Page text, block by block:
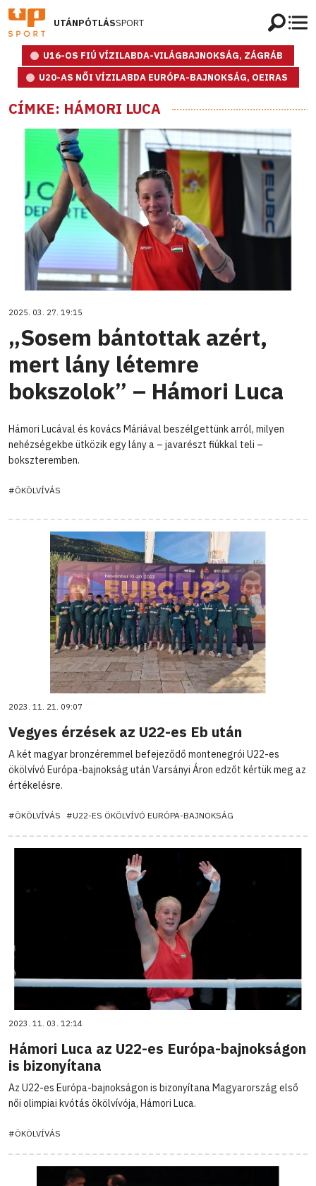
UTÁNPÓTLÁSSPORT
U16-OS FIÚ VÍZILABDA-VILÁGBAJNOKSÁG, ZÁGRÁB
U20-AS NŐI VÍZILABDA EURÓPA-BAJNOKSÁG, OEIRAS
CÍMKE: HÁMORI LUCA
2025. 03. 27. 19:15
„Sosem bántottak azért,
mert lány létemre
bokszolok” – Hámori Luca
Hámori Lucával és kovács Máriával beszélgettünk arról, milyen
nehézségekbe ütközik egy lány a – javarészt fiúkkal teli –
bokszteremben.
#ÖKÖLVÍVÁS
2023. 11. 21. 09:07
Vegyes érzések az U22-es Eb után
A két magyar bronzéremmel befejeződő montenegrói U22-es
ökölvívó Európa-bajnokság után Varsányi Áron edzőt kértük meg az
értékelésre.
#ÖKÖLVÍVÁS #U22-ES ÖKÖLVÍVÓ EURÓPA-BAJNOKSÁG
2023. 11. 03. 12:14
Hámori Luca az U22-es Európa-bajnokságon
is bizonyítana
Az U22-es Európa-bajnokságon is bizonyítana Magyarország első
női olimpiai kvótás ökölvívója, Hámori Luca.
#ÖKÖLVÍVÁS